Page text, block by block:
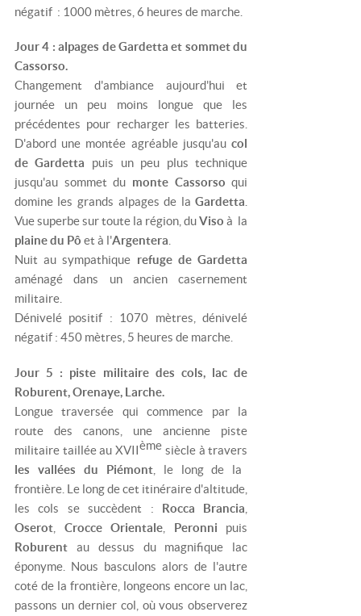
négatif : 1000 mètres, 6 heures de marche.
Jour 4 : alpages de Gardetta et sommet du
Cassorso.
Changement d'ambiance aujourd'hui et
journée un peu moins longue que les
précédentes pour recharger les batteries.
D'abord une montée agréable jusqu'aucol
de Gardetta puis un peu plus technique
jusqu'au sommet du monte Cassorso qui
domine les grands alpages de laGardetta
Vue superbe sur toute la région, duVisoà la
plaine du Pô et à l'Argentera
Nuit au sympathique refuge de Gardetta
aménagé dans un ancien casernement
militaire.
Dénivelé positif : 1070 mètres, dénivelé
négatif : 450 mètres, 5 heures de marche.
Jour 5 : piste militaire des cols, lac de
Roburent, Orenaye, Larche.
Longue traversée qui commence par la
route des canons, une ancienne piste
militaire taillée au XVIIème siècle à travers
les vallées du Piémont, le long de la
frontière. Le long de cet itinéraire d'altitude,
les cols se succèdent : Rocca Brancia
Oserot, Crocce Orientale Peronni puis
Roburent au dessus du magnifique lac
éponyme. Nous basculons alors de l'autre
coté de la frontière, longeons encore un lac,
passons un dernier col, où vous observerez